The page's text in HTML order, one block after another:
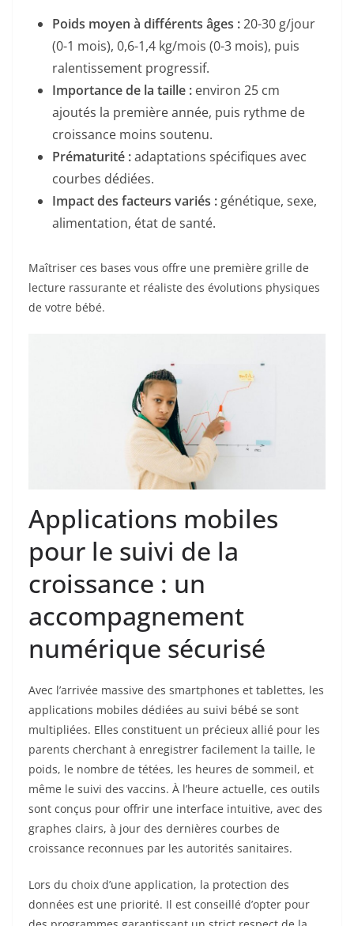
Poids moyen à différents âges :20-30 g/jour
(0-1 mois), 0,6-1,4 kg/mois (0-3 mois), puis
ralentissement progressif.
Importance de la taille : environ 25 cm
ajoutés la première année, puis rythme de
croissance moins soutenu.
Prématurité :adaptations spécifiques avec
courbes dédiées.
Impact des facteurs variés : génétique, sexe,
alimentation, état de santé.
Maîtriser ces bases vous offre une première grille de
lecture rassurante et réaliste des évolutions physiques
de votre bébé.
Applications mobiles
pour le suivi de la
croissance : un
accompagnement
numérique sécurisé
Avec l’arrivée massive des smartphones et tablettes, les
applications mobiles dédiées au suivi bébé se sont
multipliées. Elles constituent un précieux allié pour les
parents cherchant à enregistrer facilement la taille, le
poids, le nombre de tétées, les heures de sommeil, et
même le suivi des vaccins. À l’heure actuelle, ces outils
sont conçus pour offrir une interface intuitive, avec des
graphes clairs, à jour des dernières courbes de
croissance reconnues par les autorités sanitaires.
Lors du choix d’une application, la protection des
données est une priorité. Il est conseillé d’opter pour